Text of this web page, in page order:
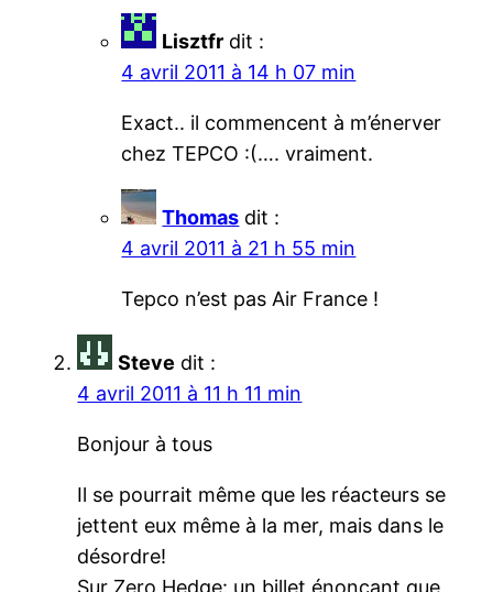
Lisztfr dit :
4 avril 2011 à 14 h 07 min
Exact.. il commencent à m’énerver
chez TEPCO :(…. vraiment.
Thomas dit :
4 avril 2011 à 21 h 55 min
Tepco n’est pas Air France !
Steve dit :
4 avril 2011 à 11 h 11 min
Bonjour à tous
Il se pourrait même que les réacteurs se
jettent eux même à la mer, mais dans le
désordre!
Sur Zero Hedge: un billet énonçant que